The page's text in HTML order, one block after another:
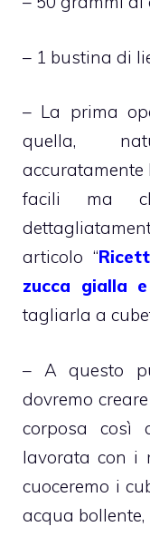
– 1 bustina di
– La prima
quella,
accuratamente
facili ma
articolo “
zucca gialla
tagliarla a
– A questo
dovremo
corposa così
lavorata con i
cuoceremo i
acqua